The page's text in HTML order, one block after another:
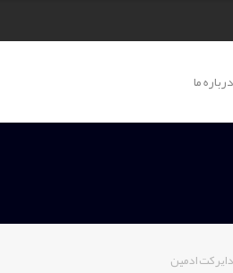
درباره ما
ادمین